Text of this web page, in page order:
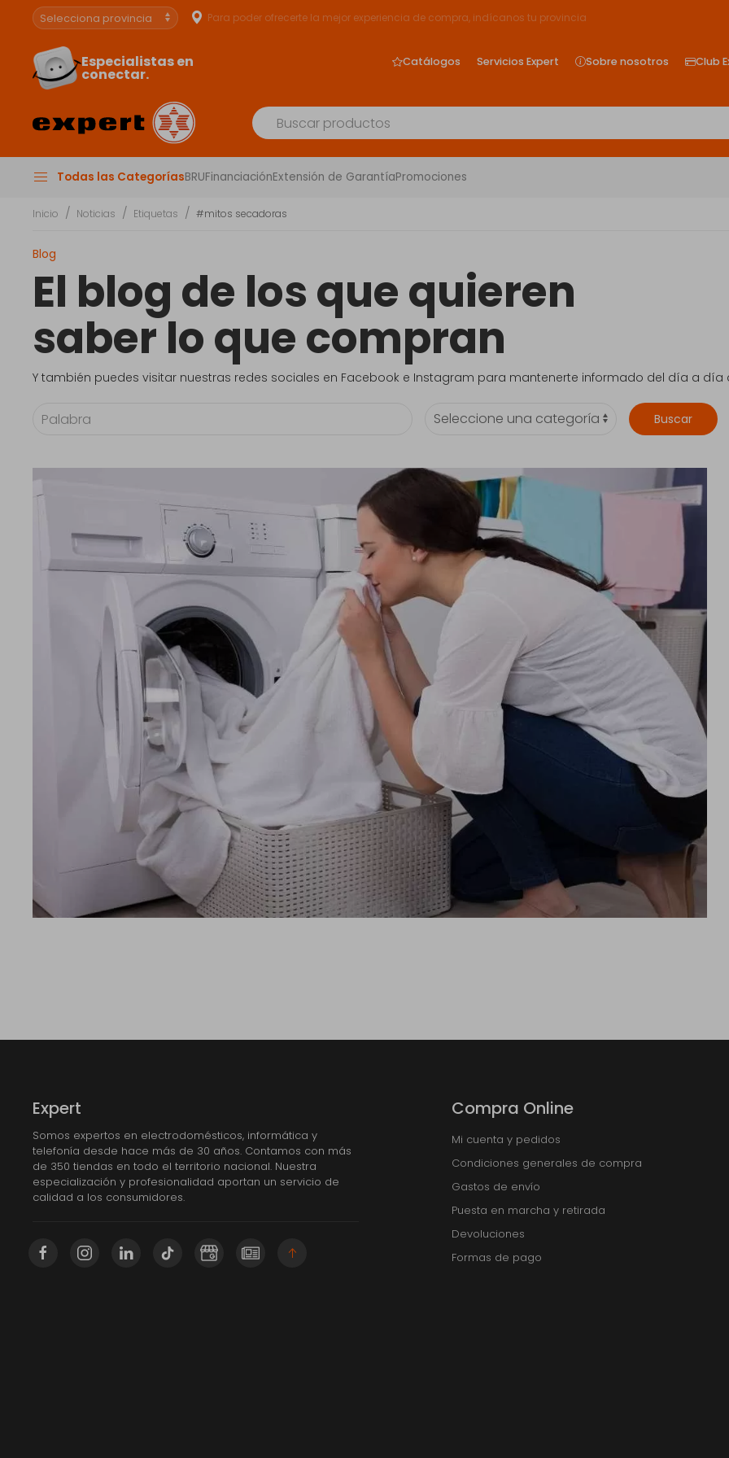
Para poder ofrecerte la mejor experiencia de compra, indícanos tu provincia
Especialistas en
conectar.
Catálogos Servicios Expert Sobre nosotros Club
Todas las CategoríasBRUFinanciaciónExtensión de GarantíaPromociones
Inicio Noticias Etiquetas #mitos secadoras
Blog
El blog de los que quieren
saber lo que compran
Y también puedes visitar nuestras redes sociales en Facebook e Instagram para mantenerte informado del día a día
Buscar
Expert
Somos expertos en electrodomésticos, informática y
telefonía desde hace más de 30 años. Contamos con más
de 350 tiendas en todo el territorio nacional. Nuestra
especialización y profesionalidad aportan un servicio de
calidad a los consumidores.
Compra Online
Mi cuenta y pedidos
Condiciones generales de compra
Gastos de envío
Puesta en marcha y retirada
Devoluciones
Formas de pago